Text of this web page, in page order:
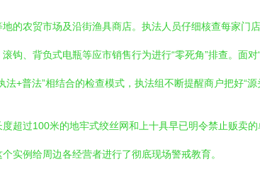
的农贸市场及沿街渔具商店。执法人员仔细核查每家
钩、背负式电瓶等应市销售行为进行“零死角”排查。
+普法”相结合的检查模式，执法组不断提醒商户把好“
超过100米的地牢式绞丝网和上十具早已明令禁止贩卖
实例给周边各经营者进行了彻底现场警戒教育。